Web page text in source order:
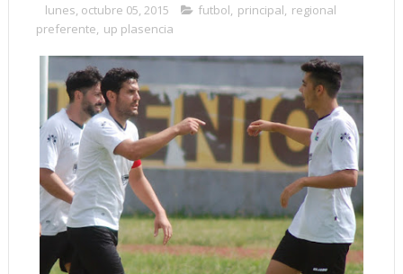
lunes, octubre 05, 2015 futbol, principal, regional
preferente, up plasencia